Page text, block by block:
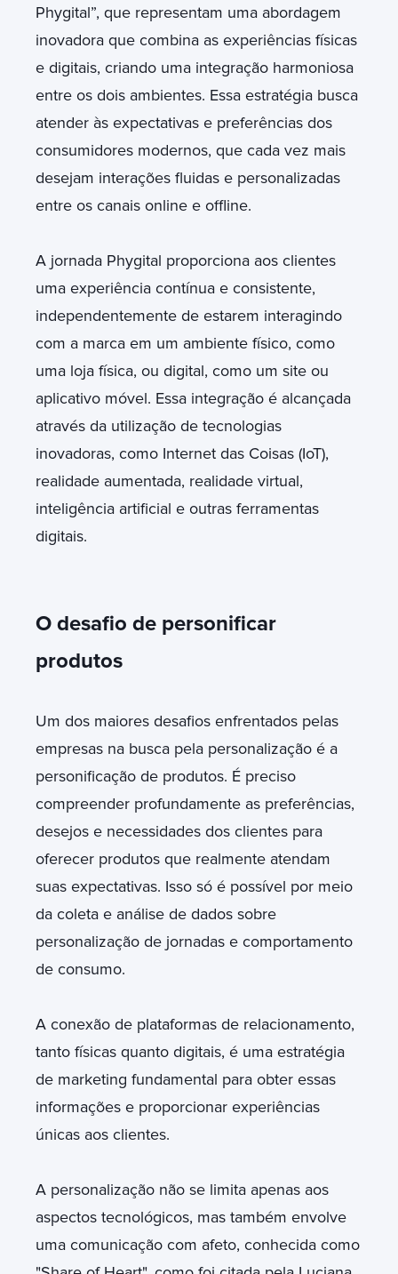
Phygital”, que representam uma abordagem
inovadora que combina as experiências físicas
e digitais, criando uma integração harmoniosa
entre os dois ambientes. Essa estratégia busca
atender às expectativas e preferências dos
consumidores modernos, que cada vez mais
desejam interações fluidas e personalizadas
entre os canais online e offline.
A jornada Phygital proporciona aos clientes
uma experiência contínua e consistente,
independentemente de estarem interagindo
com a marca em um ambiente físico, como
uma loja física, ou digital, como um site ou
aplicativo móvel. Essa integração é alcançada
através da utilização de tecnologias
inovadoras, como Internet das Coisas (IoT),
realidade aumentada, realidade virtual,
inteligência artificial e outras ferramentas
digitais.
O desafio de personificar
produtos
Um dos maiores desafios enfrentados pelas
empresas na busca pela personalização é a
personificação de produtos. É preciso
compreender profundamente as preferências,
desejos e necessidades dos clientes para
oferecer produtos que realmente atendam
suas expectativas. Isso só é possível por meio
da coleta e análise de dados sobre
personalização de jornadas e comportamento
de consumo.
A conexão de plataformas de relacionamento,
tanto físicas quanto digitais, é uma estratégia
de marketing fundamental para obter essas
informações e proporcionar experiências
únicas aos clientes.
A personalização não se limita apenas aos
aspectos tecnológicos, mas também envolve
uma comunicação com afeto, conhecida como